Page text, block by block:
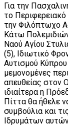
Για την
το
την Φιλόπτωχο
Κάτω
Ναού Αγίου
(5), Ιδιωτικό
Αυτισμού
μεμονομένες
απευθείας στον
ιδιαίτερα η
Πίττα θα ήθελε
συμβούλια και
Ιδρυμάτων